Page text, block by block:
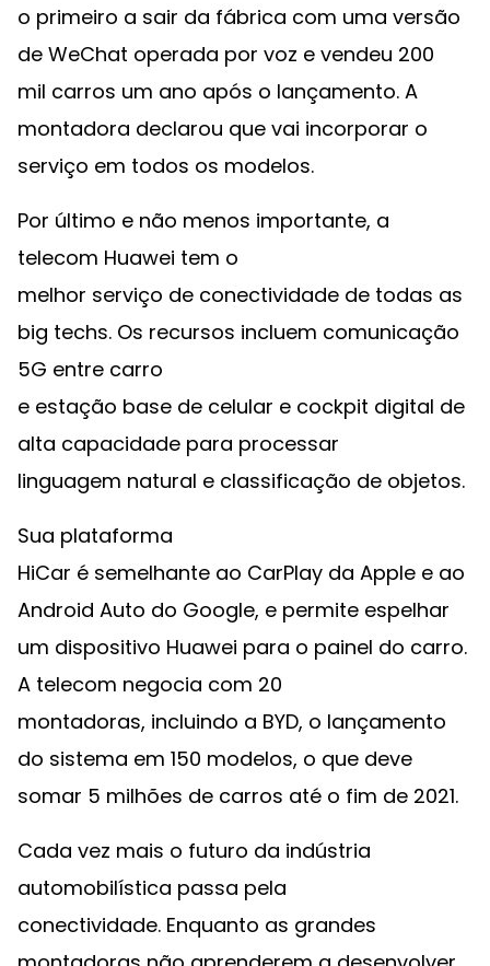
o primeiro a sair da fábrica com uma versão
de WeChat operada por voz e vendeu 200
mil carros um ano após o lançamento. A
montadora declarou que vai incorporar o
serviço em todos os modelos.
Por último e não menos importante, a
telecom Huawei tem o
melhor serviço de conectividade de todas as
big techs. Os recursos incluem comunicação
5G entre carro
e estação base de celular e cockpit digital de
alta capacidade para processar
linguagem natural e classificação de objetos.
Sua plataforma
HiCar é semelhante ao CarPlay da Apple e ao
Android Auto do Google, e permite espelhar
um dispositivo Huawei para o painel do carro.
A telecom negocia com 20
montadoras, incluindo a BYD, o lançamento
do sistema em 150 modelos, o que deve
somar 5 milhões de carros até o fim de 2021.
Cada vez mais o futuro da indústria
automobilística passa pela
conectividade. Enquanto as grandes